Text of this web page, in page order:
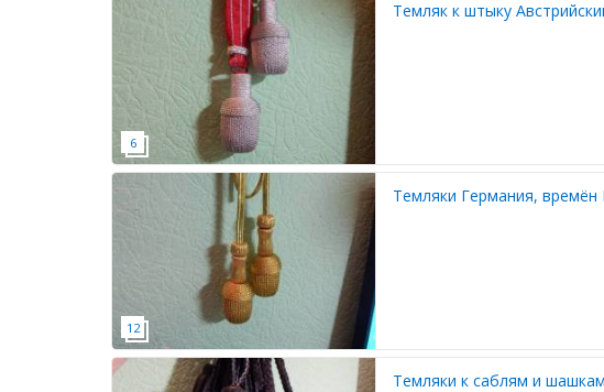
Темляк к штыку
Темляки Германия,
Темляки к саблям и шашкам